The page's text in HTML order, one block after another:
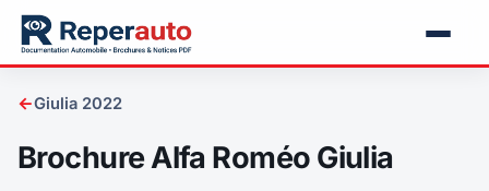
←Giulia 2022
Brochure Alfa Roméo Giulia